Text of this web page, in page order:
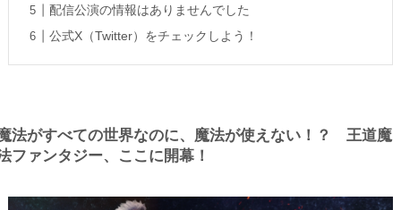
配信公演の情報はありませんでした
公式X（Twitter）をチェックしよう！
法がすべての世界なのに、魔法が使えない！？ 王道魔
ファンタジー、ここに開幕！